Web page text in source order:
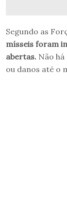
Segundo as
mísseis foram
abertas. Não
ou danos até o